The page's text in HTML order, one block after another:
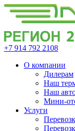
+7 914 792 2108
О компании
Дилерам
Наш
Наш
Мини-
Услуги